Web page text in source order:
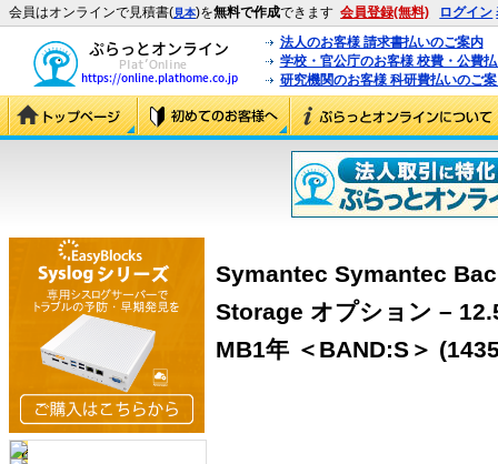
会員はオンラインで見積書(見本)を無料で作成できます 会員登録(無料) ログイン
法人のお客様 請求書払いのご案内
学校・官公庁のお客様 校費・公費
研究機関のお客様 科研費払いのご
Symantec Symantec
Storage オプション –
MB1年 ＜BAND:S＞